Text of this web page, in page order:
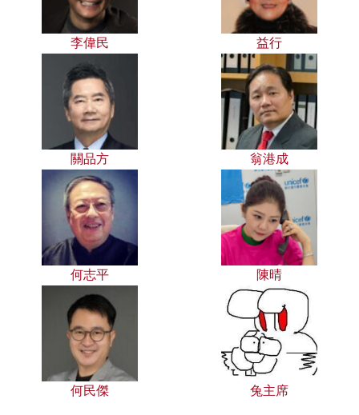
李偉民 益行
關品方 翁港成
何志平 陳晴
何民傑 兔主席